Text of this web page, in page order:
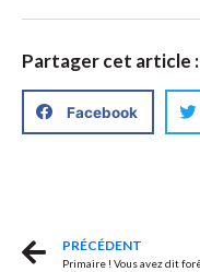
Partager cet article :
Facebook
PRÉCÉDENT